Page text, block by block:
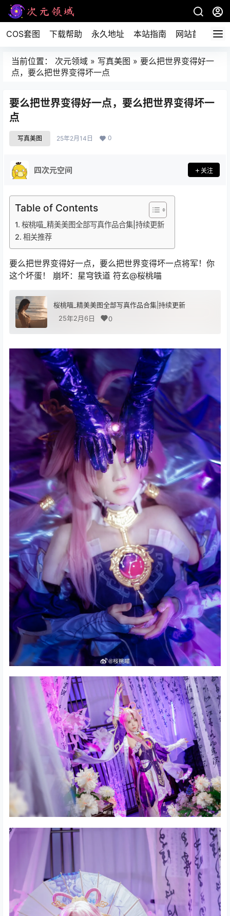
COS套图 下载帮助 永久地址 本站指南 网站首页
当前位置： 次元领域 » 写真美图 » 要么把世界变得好一
点，要么把世界变得坏一点
要么把世界变得好一点，要么把世界变得坏一
点
写真美图 25年2月14日 0
四次元空间 关注
Table of Contents
桜桃喵_精美美图全部写真作品合集|持续更新
相关推荐
要么把世界变得好一点，要么把世界变得坏一点将军！你
这个坏蛋！ 崩坏：星穹铁道 符玄@桜桃喵
桜桃喵_精美美图全部写真作品合集|持续更新
25年2月6日
0